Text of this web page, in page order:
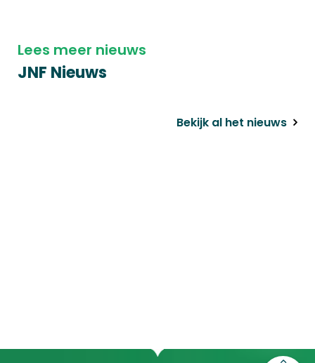
Lees meer nieuws
JNF Nieuws
Bekijk al het nieuws